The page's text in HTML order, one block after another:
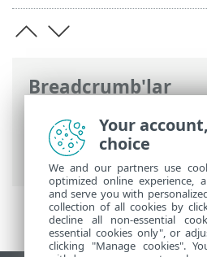
Breadcrumb'lar
ESET Online Yardım>
Prem>Özellikler
boyutu > 10.000 istemci
Your
choice
We and our partners use
optimized online experience,
and serve you with
collection of all cookies by
decline all non-essential
essential cookies only", or
clicking "Manage cookies".